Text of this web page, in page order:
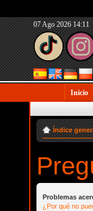
07 Ago 2026 14:11
Inicio
Índice
Problemas
¿Por qué no